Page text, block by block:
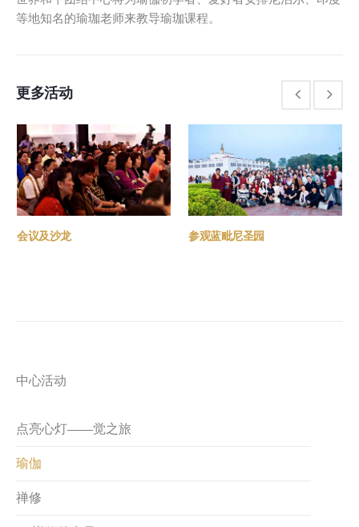
等地知名的瑜珈老师来教导瑜珈课程。
更多活动
会议及沙龙 参观蓝毗尼圣园
中心活动
点亮心灯——觉之旅
瑜伽
禅修